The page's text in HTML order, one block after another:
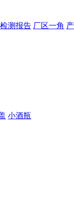
检测报告 厂区一角
小酒瓶